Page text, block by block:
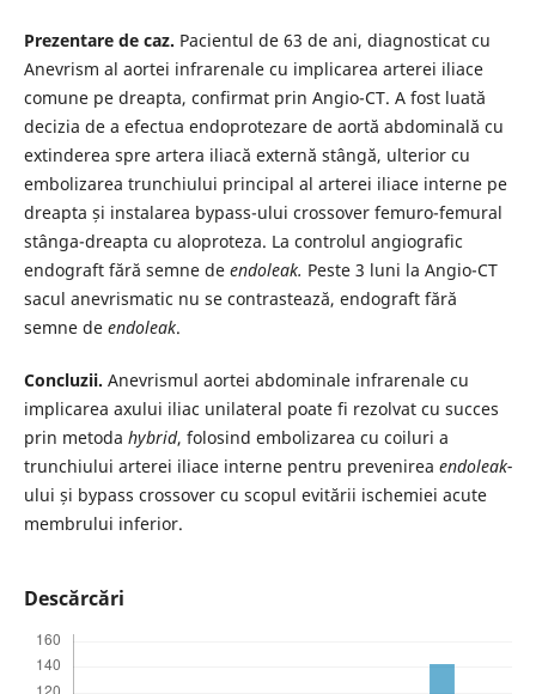
Prezentare de caz. Pacientul de 63 de ani, diagnosticat cu
Anevrism al aortei infrarenale cu implicarea arterei iliace
comune pe dreapta, confirmat prin Angio-CT. A fost luată
decizia de a efectua endoprotezare de aortă abdominală cu
extinderea spre artera iliacă externă stângă, ulterior cu
embolizarea trunchiului principal al arterei iliace interne pe
dreapta și instalarea bypass-ului crossover femuro-femural
stânga-dreapta cu aloproteza. La controlul angiografic
endograft fără semne de endoleak. Peste 3 luni la Angio-CT
sacul anevrismatic nu se contrastează, endograft fără
semne de endoleak.
Concluzii. Anevrismul aortei abdominale infrarenale cu
implicarea axului iliac unilateral poate fi rezolvat cu succes
prin metoda hybrid, folosind embolizarea cu coiluri a
trunchiului arterei iliace interne pentru prevenirea endoleak-
ului și bypass crossover cu scopul evitării ischemiei acute
membrului inferior.
Descărcări